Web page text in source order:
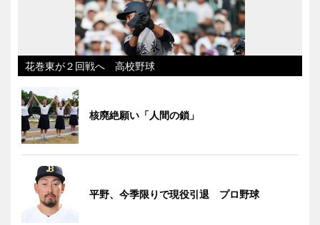
花巻東が２回戦へ 高校野球
核廃絶願い「人間の鎖」
平野、今季限りで現役引退 プロ野球